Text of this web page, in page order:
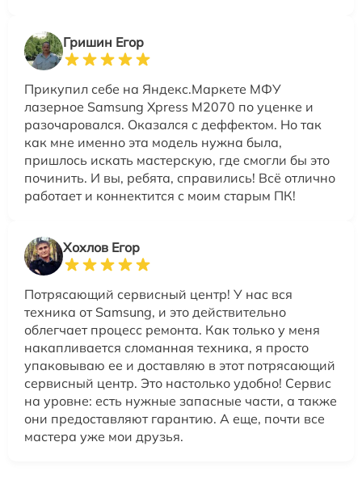
Гришин Егор
Прикупил себе на Яндекс.Маркете МФУ
лазерное Samsung Xpress M2070 по уценке и
разочаровался. Оказался с деффектом. Но так
как мне именно эта модель нужна была,
пришлось искать мастерскую, где смогли бы это
починить. И вы, ребята, справились! Всё отлично
работает и коннектится с моим старым ПК!
Хохлов Егор
Потрясающий сервисный центр! У нас вся
техника от Samsung, и это действительно
облегчает процесс ремонта. Как только у меня
накапливается сломанная техника, я просто
упаковываю ее и доставляю в этот потрясающий
сервисный центр. Это настолько удобно! Сервис
на уровне: есть нужные запасные части, а также
они предоставляют гарантию. А еще, почти все
мастера уже мои друзья.